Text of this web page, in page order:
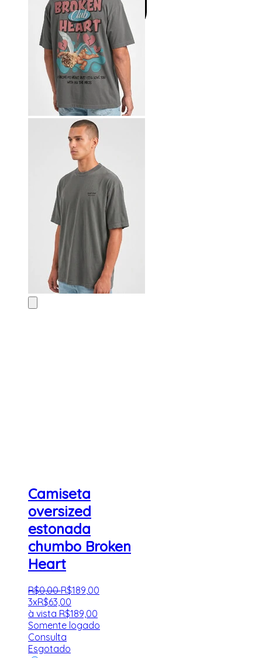
Camiseta
oversized
estonada
chumbo Broken
Heart
R$0,00 R$189,00
3xR$63,00
à vista R$189,00
Somente logado
Consulta
Esgotado